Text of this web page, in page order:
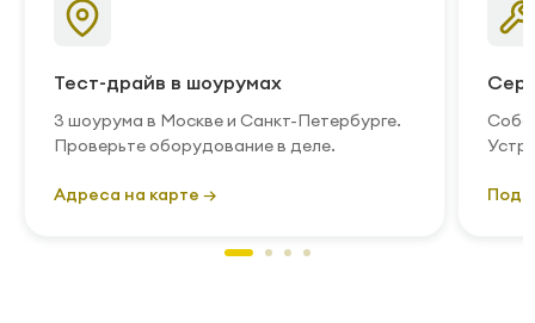
Тест-драйв в шоурумах
3 шоурума в Москве и Санкт-Петербурге.
Проверьте оборудование в деле.
Адреса на карте →